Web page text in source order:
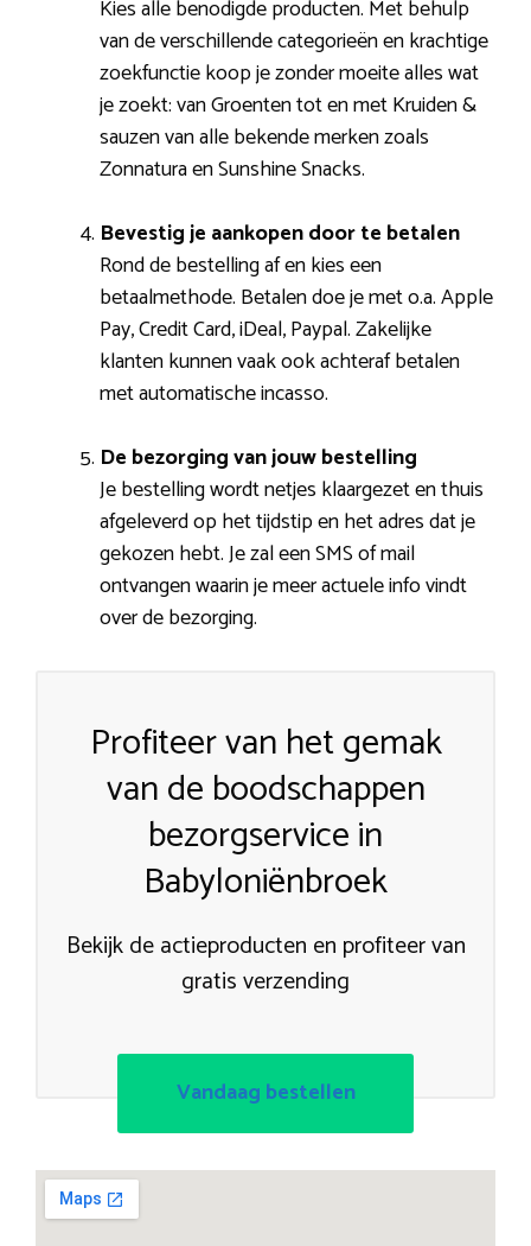
Kies alle benodigde producten. Met behulp
van de verschillende categorieën en krachtige
zoekfunctie koop je zonder moeite alles wat
je zoekt: van Groenten tot en met Kruiden &
sauzen van alle bekende merken zoals
Zonnatura en Sunshine Snacks.
Bevestig je aankopen door te betalen
Rond de bestelling af en kies een
betaalmethode. Betalen doe je met o.a. Apple
Pay, Credit Card, iDeal, Paypal. Zakelijke
klanten kunnen vaak ook achteraf betalen
met automatische incasso.
De bezorging van jouw bestelling
Je bestelling wordt netjes klaargezet en thuis
afgeleverd op het tijdstip en het adres dat je
gekozen hebt. Je zal een SMS of mail
ontvangen waarin je meer actuele info vindt
over de bezorging.
Profiteer van het gemak
van de boodschappen
bezorgservice in
Babyloniënbroek
Bekijk de actieproducten en profiteer van
gratis verzending
Vandaag bestellen